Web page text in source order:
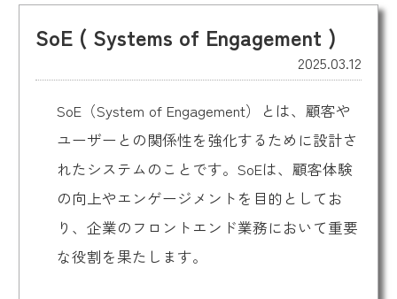
SoE ( Systems of Engagement )
2025.03.12
SoE（System of Engagement）とは、顧客や
ユーザーとの関係性を強化するために設計さ
れたシステムのことです。SoEは、顧客体験
の向上やエンゲージメントを目的としてお
り、企業のフロントエンド業務において重要
な役割を果たします。